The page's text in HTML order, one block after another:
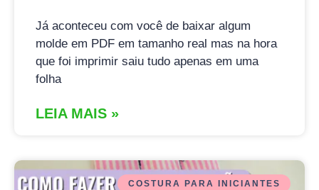
Já aconteceu com você de baixar algum
molde em PDF em tamanho real mas na hora
que foi imprimir saiu tudo apenas em uma
folha
LEIA MAIS »
COSTURA PARA INICIANTES